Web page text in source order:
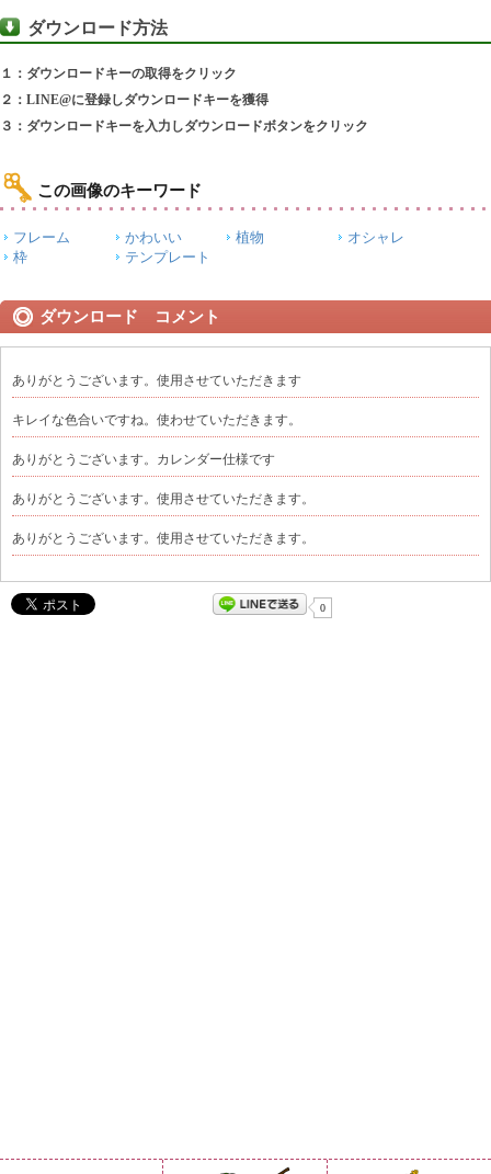
ダウンロード方法
１：ダウンロードキーの取得をクリック
２：LINE@に登録しダウンロードキーを獲得
３：ダウンロードキーを入力しダウンロードボタンをクリック
この画像のキーワード
フレーム かわいい 植物
オシャレ
枠
テンプレート
ダウンロード コメント
ありがとうございます。使用させていただきます
キレイな色合いですね。使わせていただきます。
ありがとうございます。カレンダー仕様です
ありがとうございます。使用させていただきます。
ありがとうございます。使用させていただきます。
0